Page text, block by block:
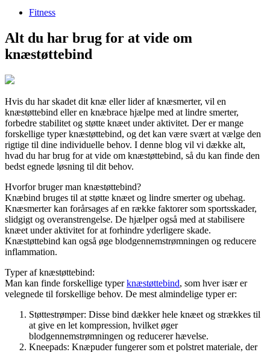
Fitness
Alt du har brug for at vide om
knæstøttebind
Hvis du har skadet dit knæ eller lider af knæsmerter, vil en
knæstøttebind eller en knæbrace hjælpe med at lindre smerter,
forbedre stabilitet og støtte knæet under aktivitet. Der er mange
forskellige typer knæstøttebind, og det kan være svært at vælge den
rigtige til dine individuelle behov. I denne blog vil vi dække alt,
hvad du har brug for at vide om knæstøttebind, så du kan finde den
bedst egnede løsning til dit behov.
Hvorfor bruger man knæstøttebind?
Knæbind bruges til at støtte knæet og lindre smerter og ubehag.
Knæsmerter kan forårsages af en række faktorer som sportsskader,
slidgigt og overanstrengelse. De hjælper også med at stabilisere
knæet under aktivitet for at forhindre yderligere skade.
Knæstøttebind kan også øge blodgennemstrømningen og reducere
inflammation.
Typer af knæstøttebind:
Man kan finde forskellige typerknæstøttebind, som hver især er
velegnede til forskellige behov. De mest almindelige typer er:
Støttestrømper: Disse bind dækker hele knæet og strækkes til
at give en let kompression, hvilket øger
blodgennemstrømningen og reducerer hævelse.
Kneepads: Knæpuder fungerer som et polstret materiale, der